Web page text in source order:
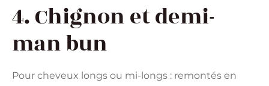
4. Chignon et demi-
man bun
Pour cheveux longs ou mi-longs : remontés en